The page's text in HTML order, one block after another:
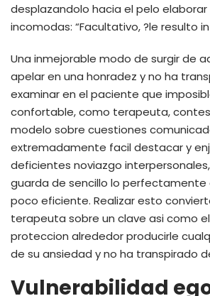
desplazandolo hacia el pelo
incomodas: “Facultativo, ?le resulto
Una inmejorable modo de surgir de
apelar en una honradez y no ha
examinar en el paciente que
confortable, como terapeuta,
modelo sobre cuestiones
extremadamente facil destacar y
deficientes noviazgo
guarda de sencillo lo perfectamente
poco eficiente. Realizar esto
terapeuta sobre un clave asi­ como
proteccion alrededor producirle
de su ansiedad y no ha transpirado
Vulnerabilidad